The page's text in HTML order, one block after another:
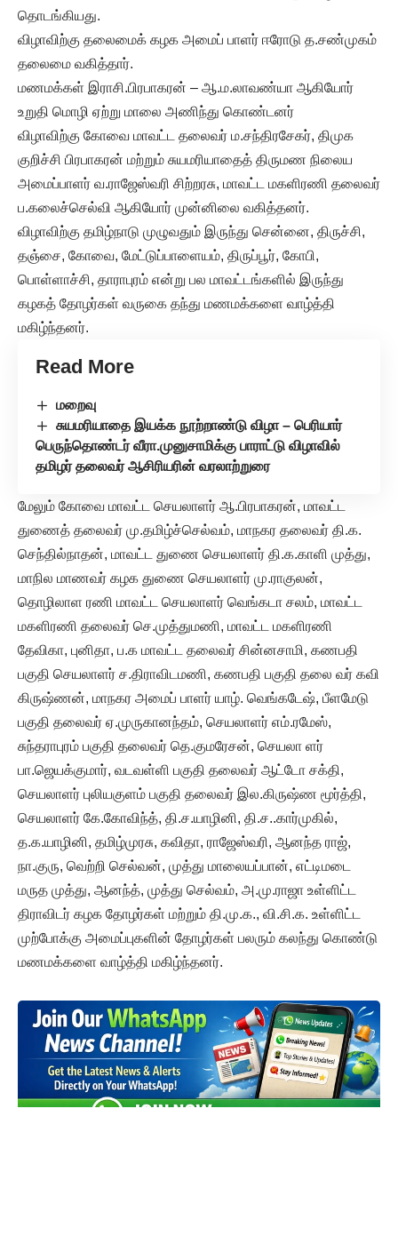
தொடங்கியது.
விழாவிற்கு தலைமைக் கழக அமைப் பாளர் ஈரோடு த.சண்முகம்
தலைமை வகித்தார்.
மணமக்கள் இராசி.பிரபாகரன் – ஆ.ம.லாவண்யா ஆகியோர்
உறுதி மொழி ஏற்று மாலை அணிந்து கொண்டனர்
விழாவிற்கு கோவை மாவட்ட தலைவர் ம.சந்திரசேகர், திமுக
குறிச்சி பிரபாகரன் மற்றும் சுயமரியாதைத் திருமண நிலைய
அமைப்பாளர் வ.ராஜேஸ்வரி சிற்றரசு, மாவட்ட மகளிரணி தலைவர்
ப.கலைச்செல்வி ஆகியோர் முன்னிலை வகித்தனர்.
விழாவிற்கு தமிழ்நாடு முழுவதும் இருந்து சென்னை, திருச்சி,
தஞ்சை, கோவை, மேட்டுப்பாளையம், திருப்பூர், கோபி,
பொள்ளாச்சி, தாராபுரம் என்று பல மாவட்டங்களில் இருந்து
கழகத் தோழர்கள் வருகை தந்து மணமக்களை வாழ்த்தி
மகிழ்ந்தனர்.
Read More
மறைவு
சுயமரியாதை இயக்க நூற்றாண்டு விழா – பெரியார்
பெருந்தொண்டர் வீரா.முனுசாமிக்கு பாராட்டு விழாவில்
தமிழர் தலைவர் ஆசிரியரின் வரலாற்றுரை
மேலும் கோவை மாவட்ட செயலாளர் ஆ.பிரபாகரன், மாவட்ட
துணைத் தலைவர் மு.தமிழ்ச்செல்வம், மாநகர தலைவர் தி.க.
செந்தில்நாதன், மாவட்ட துணை செயலாளர் தி.க.காளி முத்து,
மாநில மாணவர் கழக துணை செயலாளர் மு.ராகுலன்,
தொழிலாள ரணி மாவட்ட செயலாளர் வெங்கடா சலம், மாவட்ட
மகளிரணி தலைவர் செ.முத்துமணி, மாவட்ட மகளிரணி
தேவிகா, புனிதா, ப.க மாவட்ட தலைவர் சின்னசாமி, கணபதி
பகுதி செயலாளர் ச.திராவிடமணி, கணபதி பகுதி தலை வர் கவி
கிருஷ்ணன், மாநகர அமைப் பாளர் யாழ். வெங்கடேஷ், பீளமேடு
பகுதி தலைவர் ஏ.முருகானந்தம், செயலாளர் எம்.ரமேஸ்,
சுந்தராபுரம் பகுதி தலைவர் தெ.குமரேசன், செயலா ளர்
பா.ஜெயக்குமார், வடவள்ளி பகுதி தலைவர் ஆட்டோ சக்தி,
செயலாளர் புலியகுளம் பகுதி தலைவர் இல.கிருஷ்ண மூர்த்தி,
செயலாளர் கே.கோவிந்த், தி.ச.யாழினி, தி.ச..கார்முகில்,
த.க.யாழினி, தமிழ்முரசு, கவிதா, ராஜேஸ்வரி, ஆனந்த ராஜ்,
நா.குரு, வெற்றி செல்வன், முத்து மாலையப்பான், எட்டிமடை
மருத முத்து, ஆனந்த், முத்து செல்வம், அ.மு.ராஜா உள்ளிட்ட
திராவிடர் கழக தோழர்கள் மற்றும் தி.மு.க., வி.சி.க. உள்ளிட்ட
முற்போக்கு அமைப்புகளின் தோழர்கள் பலரும் கலந்து கொண்டு
மணமக்களை வாழ்த்தி மகிழ்ந்தனர்.